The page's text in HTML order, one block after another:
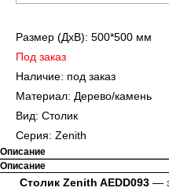
Размер (ДxВ): 500*500 мм
Под заказ
Наличие: под заказ
Материал: Дерево/камень
Вид: Столик
Серия: Zenith
Описание
Описание
Столик Zenith AEDD093 —